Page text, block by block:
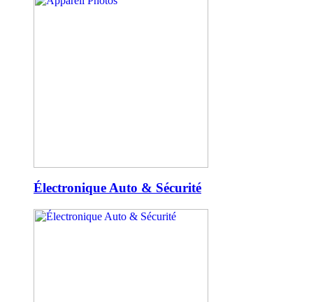
Électronique Auto & Sécurité